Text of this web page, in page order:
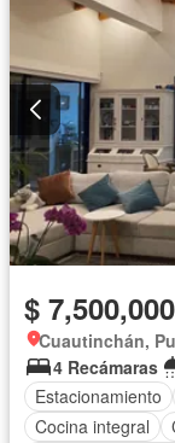
$
Cuautinchán,
4 Recámaras
Estacionamiento
Cocina integral